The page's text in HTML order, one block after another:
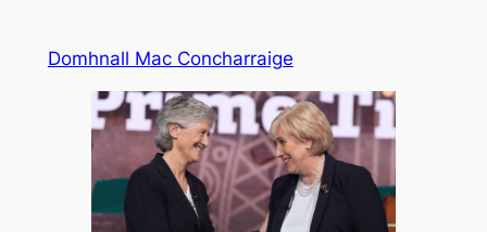
Domhnall Mac Concharraige